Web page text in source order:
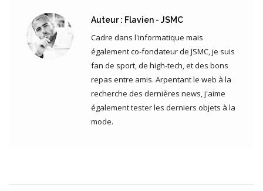
Auteur : Flavien - JSMC
Cadre dans l'informatique mais
également co-fondateur de JSMC, je suis
fan de sport, de high-tech, et des bons
repas entre amis. Arpentant le web à la
recherche des dernières news, j'aime
également tester les derniers objets à la
mode.